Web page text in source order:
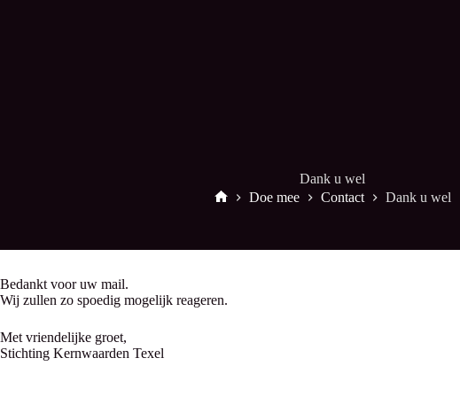
Dank u wel
Doe mee Contact Dank u wel
Bedankt voor uw mail.
Wij zullen zo spoedig mogelijk reageren.
Met vriendelijke groet,
Stichting Kernwaarden Texel